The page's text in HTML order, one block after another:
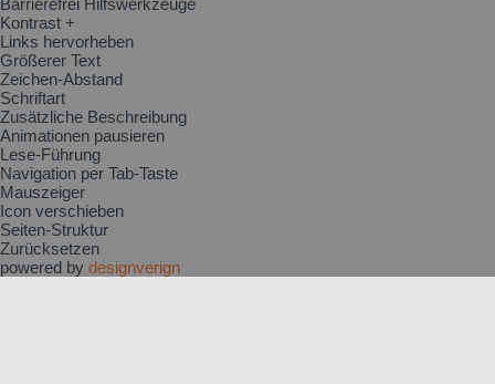
Barrierefrei Hilfswerkzeuge
Kontrast +
Links hervorheben
Größerer Text
Zeichen-Abstand
Schriftart
Zusätzliche Beschreibung
Animationen pausieren
Lese-Führung
Navigation per Tab-Taste
Mauszeiger
Icon verschieben
Seiten-Struktur
Zurücksetzen
powered by designverign